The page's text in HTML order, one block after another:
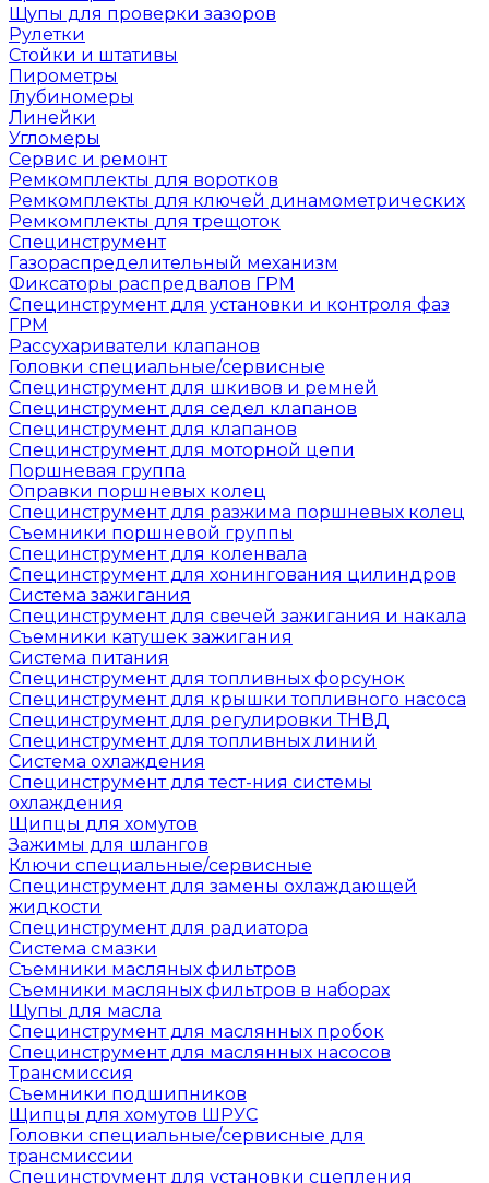
Щупы для проверки зазоров
Рулетки
Стойки и штативы
Пирометры
Глубиномеры
Линейки
Угломеры
Сервис и ремонт
Ремкомплекты для воротков
Ремкомплекты для ключей динамометрических
Ремкомплекты для трещоток
Специнструмент
Газораспределительный механизм
Фиксаторы распредвалов ГРМ
Специнструмент для установки и контроля фаз
ГРМ
Рассухариватели клапанов
Головки специальные/сервисные
Специнструмент для шкивов и ремней
Специнструмент для седел клапанов
Специнструмент для клапанов
Специнструмент для моторной цепи
Поршневая группа
Оправки поршневых колец
Специнструмент для разжима поршневых колец
Съемники поршневой группы
Специнструмент для коленвала
Специнструмент для хонингования цилиндров
Система зажигания
Специнструмент для свечей зажигания и накала
Съемники катушек зажигания
Система питания
Специнструмент для топливных форсунок
Специнструмент для крышки топливного насоса
Специнструмент для регулировки ТНВД
Специнструмент для топливных линий
Система охлаждения
Специнструмент для тест-ния системы
охлаждения
Щипцы для хомутов
Зажимы для шлангов
Ключи специальные/сервисные
Специнструмент для замены охлаждающей
жидкости
Специнструмент для радиатора
Система смазки
Съемники масляных фильтров
Съемники масляных фильтров в наборах
Щупы для масла
Специнструмент для маслянных пробок
Специнструмент для маслянных насосов
Трансмиссия
Съемники подшипников
Щипцы для хомутов ШРУС
Головки специальные/сервисные для
трансмиссии
Специнструмент для установки сцепления